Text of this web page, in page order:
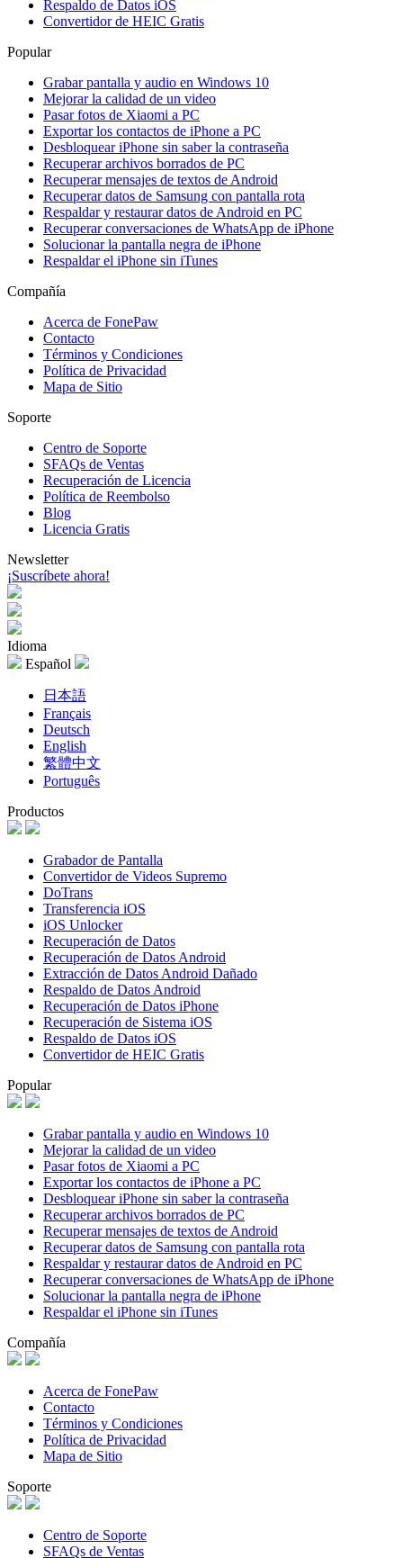
Respaldo de Datos iOS
Convertidor de HEIC Gratis
Popular
Grabar pantalla y audio en Windows 10
Mejorar la calidad de un video
Pasar fotos de Xiaomi a PC
Exportar los contactos de iPhone a PC
Desbloquear iPhone sin saber la contraseña
Recuperar archivos borrados de PC
Recuperar mensajes de textos de Android
Recuperar datos de Samsung con pantalla rota
Respaldar y restaurar datos de Android en PC
Recuperar conversaciones de WhatsApp de iPhone
Solucionar la pantalla negra de iPhone
Respaldar el iPhone sin iTunes
Compañía
Acerca de FonePaw
Contacto
Términos y Condiciones
Política de Privacidad
Mapa de Sitio
Soporte
Centro de Soporte
SFAQs de Ventas
Recuperación de Licencia
Política de Reembolso
Blog
Licencia Gratis
Newsletter
¡Suscríbete ahora!
Idioma
Español
日本語
Français
Deutsch
English
繁體中文
Português
Productos
Grabador de Pantalla
Convertidor de Videos Supremo
DoTrans
Transferencia iOS
iOS Unlocker
Recuperación de Datos
Recuperación de Datos Android
Extracción de Datos Android Dañado
Respaldo de Datos Android
Recuperación de Datos iPhone
Recuperación de Sistema iOS
Respaldo de Datos iOS
Convertidor de HEIC Gratis
Popular
Grabar pantalla y audio en Windows 10
Mejorar la calidad de un video
Pasar fotos de Xiaomi a PC
Exportar los contactos de iPhone a PC
Desbloquear iPhone sin saber la contraseña
Recuperar archivos borrados de PC
Recuperar mensajes de textos de Android
Recuperar datos de Samsung con pantalla rota
Respaldar y restaurar datos de Android en PC
Recuperar conversaciones de WhatsApp de iPhone
Solucionar la pantalla negra de iPhone
Respaldar el iPhone sin iTunes
Compañía
Acerca de FonePaw
Contacto
Términos y Condiciones
Política de Privacidad
Mapa de Sitio
Soporte
Centro de Soporte
SFAQs de Ventas